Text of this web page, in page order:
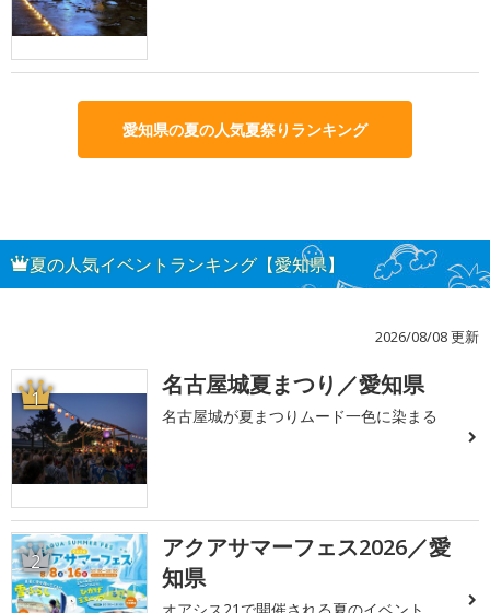
愛知県の夏の人気夏祭りランキング
夏の人気イベントランキング【愛知県】
2026/08/08 更新
1 名古屋城夏まつり／愛知県
名古屋城が夏まつりムード一色に染まる
2
アクアサマーフェス2026／愛
知県